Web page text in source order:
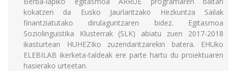
kokatzen da Eusko Jaurlaritzako Hezkuntza Sailak
finantziatutako dirulaguntzaren bidez. Egitasmoa
Soziolinguistika Klusterrak (SLK) abiatu zuen 2017-2018
ikasturtean HUHEZIko zuzendaritzarekin batera. EHUko
ELEBILAB ikerketa-taldeak ere parte hartu du proiektuaren
hasierako urteetan.